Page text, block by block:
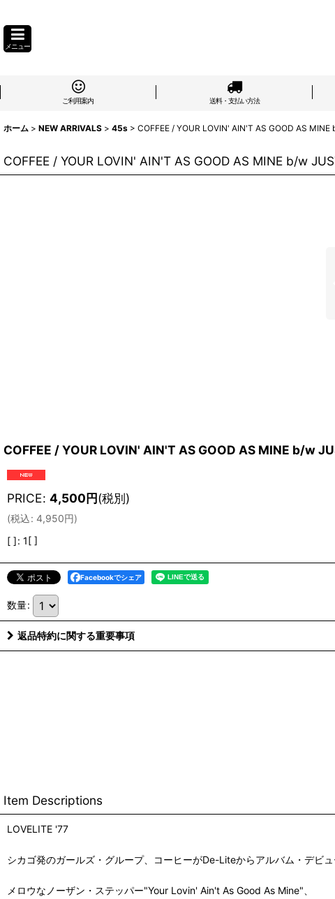
メニュー
ご利用案内 送料・支払い方法
ホーム > NEW ARRIVALS > 45s > COFFEE / YOUR LOVIN' AIN'T AS GOOD AS
COFFEE / YOUR LOVIN' AIN'T AS GOOD AS MINE b/w
COFFEE / YOUR LOVIN' AIN'T AS GOOD AS MINE b/w
PRICE: 4,500円(税別)
(税込: 4,950円)
[ ]: 1[ ]
Facebookでシェア
数量:
返品特約に関する重要事項
Item Descriptions
LOVELITE '77
シカゴ発のガールズ・グループ、コーヒーがDe-Liteからアルバム・デビ
メロウなノーザン・ステッパー"Your Lovin' Ain't As Good As Mine"、